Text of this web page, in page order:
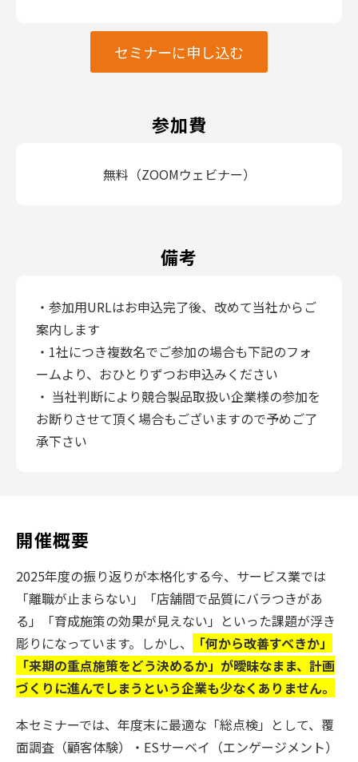
開催概要
2025年度の振り返りが本格化する今、サービス業では
「離職が止まらない」「店舗間で品質にバラつきがあ
る」「育成施策の効果が見えない」といった課題が浮き
彫りになっています。しかし、
「何から改善すべきか」
「来期の重点施策をどう決めるか」が曖昧なまま、計画
づくりに進んでしまうという企業も少なくありません。
本セミナーでは、年度末に最適な「総点検」として、覆
面調査（顧客体験）・ESサーベイ（エンゲージメント）
セミナーに申し込む
参加費
無料（ZOOMウェビナー）
備考
・参加用URLはお申込完了後、改めて当社からご
案内します
・1社につき複数名でご参加の場合も下記のフォ
ームより、おひとりずつお申込みください
・ 当社判断により競合製品取扱い企業様の参加を
お断りさせて頂く場合もございますので予めご了
承下さい